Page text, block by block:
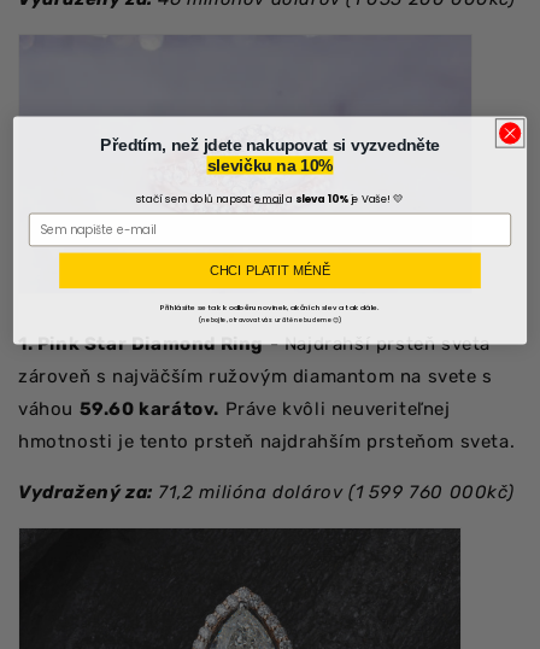
1. Pink Star Diamond Ring- Najdrahší prsteň sveta
zároveň s najväčším ružovým diamantom na svete s
váhou 59.60 karátov. Práve kvôli neuveriteľnej
hmotnosti je tento prsteň najdrahším prsteňom sveta.
Vydražený za: 71,2 milióna dolárov (1 599 760 000kč)
Předtím, než jdete nakupovat si vyzvedněte
slevičku na 10%
stačí sem dolů napsatemaila sleva 10%je Vaše! 💛
CHCI PLATIT MÉNĚ
Přihlásíte se tak k odběru novinek, akčních slev a tak dále.
(nebojte, otravovat vás určitě nebudeme😊)